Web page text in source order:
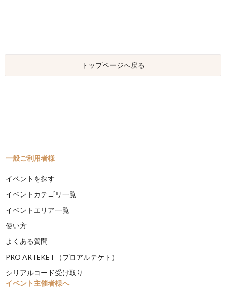
トップページへ戻る
一般ご利用者様
イベントを探す
イベントカテゴリ一覧
イベントエリア一覧
使い方
よくある質問
PRO ARTEKET（プロアルテケト）
シリアルコード受け取り
イベント主催者様へ